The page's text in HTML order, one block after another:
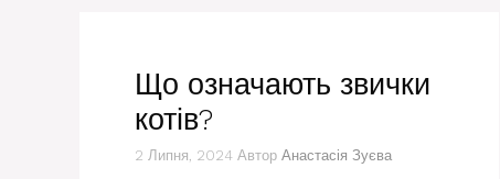
Що означають звички
котів?
2 Липня, 2024 Автор Анастасія Зуєва